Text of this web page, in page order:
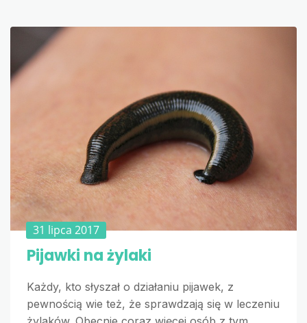
31 lipca 2017
Pijawki na żylaki
Każdy, kto słyszał o działaniu pijawek, z
pewnością wie też, że sprawdzają się w leczeniu